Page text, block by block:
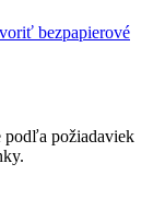
bezpapierové
podľa požiadaviek